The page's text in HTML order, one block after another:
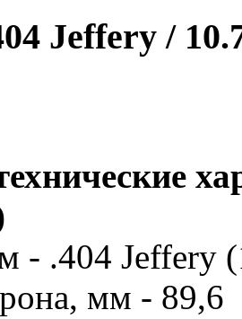
Jeffery /
- .404 Jeffery
мм - 89,6